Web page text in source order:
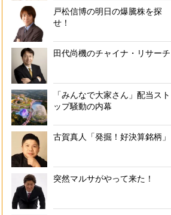
戸松信博の明日の爆騰株を探
せ！
田代尚機のチャイナ・リサーチ
「みんなで大家さん」配当スト
ップ騒動の内幕
古賀真人「発掘！好決算銘柄」
突然マルサがやって来た！